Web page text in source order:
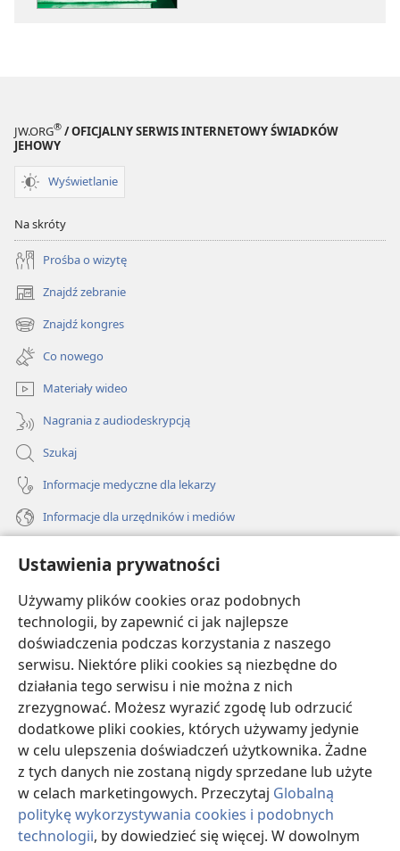
Ustawienia prywatności
Używamy plików cookies oraz podobnych
technologii, by zapewnić ci jak najlepsze
doświadczenia podczas korzystania z naszego
serwisu. Niektóre pliki cookies są niezbędne do
działania tego serwisu i nie można z nich
zrezygnować. Możesz wyrazić zgodę lub odrzucić
dodatkowe pliki cookies, których używamy jedynie
w celu ulepszenia doświadczeń użytkownika. Żadne
z tych danych nie zostaną nigdy sprzedane lub użyte
w celach marketingowych. Przeczytaj Globalną
politykę wykorzystywania cookies i podobnych
technologii, by dowiedzieć się więcej. W dowolnym
JW.ORG® / OFICJALNY SERWIS INTERNETOWY ŚWIADKÓW
JEHOWY
Wyświetlanie
Na skróty
Prośba o wizytę
Znajdź zebranie
(opens
new
window)
Znajdź kongres
(opens
new
window)
Co nowego
Materiały wideo
Nagrania z audiodeskrypcją
Szukaj
Informacje medyczne dla lekarzy
Informacje dla urzędników i mediów
Darowizny
(opens
new
window)BIBLIOTEKA INTERNETOWA Strażnicy
(opens
new
window)JW Hub
(opens
new
window)JW Library
Watchtower Library